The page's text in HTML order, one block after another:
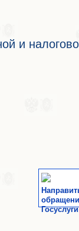
и
Госуслуги